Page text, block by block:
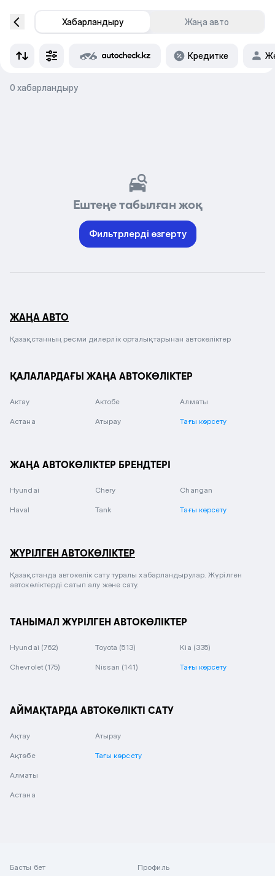
Хабарландыру Жаңа авто
Кредитке
0 хабарландыру
Ештеңе табылған жоқ
Фильтрлерді өзгерту
ЖАҢА АВТО
Қазақстанның ресми дилерлік орталықтарынан автокөліктер
ҚАЛАЛАРДАҒЫ ЖАҢА АВТОКӨЛІКТЕР
Актау Актобе Алматы
Астана Атырау Тағы көрсету
ЖАҢА АВТОКӨЛІКТЕР БРЕНДТЕРІ
Hyundai Chery Changan
Haval Tank Тағы көрсету
ЖҮРІЛГЕН АВТОКӨЛІКТЕР
Қазақстанда автокөлік сату туралы хабарландырулар. Жүрілген
автокөліктерді сатып алу және сату.
ТАНЫМАЛ ЖҮРІЛГЕН АВТОКӨЛІКТЕР
Hyundai (762) Toyota (513) Kia (335)
Chevrolet (175) Nissan (141) Тағы көрсету
АЙМАҚТАРДА АВТОКӨЛІКТІ САТУ
Ақтау
Ақтөбе
Алматы
Астана
Атырау
Тағы көрсету
Басты бет
Профиль